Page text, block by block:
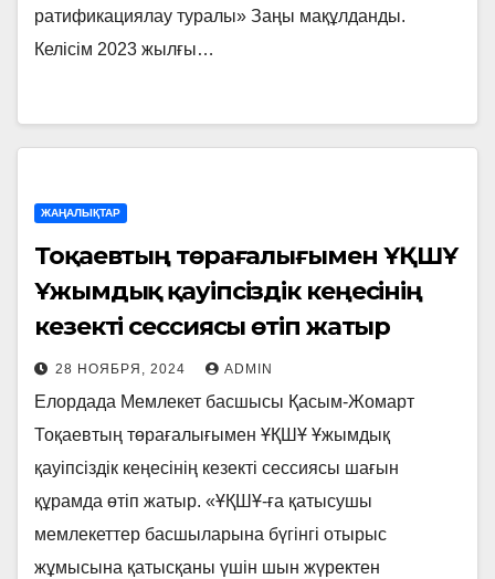
ратификациялау туралы» Заңы мақұлданды.
Келісім 2023 жылғы…
ЖАҢАЛЫҚТАР
Тоқаевтың төрағалығымен ҰҚШҰ
Ұжымдық қауіпсіздік кеңесінің
кезекті сессиясы өтіп жатыр
28 НОЯБРЯ, 2024 ADMIN
Елордада Мемлекет басшысы Қасым-Жомарт
Тоқаевтың төрағалығымен ҰҚШҰ Ұжымдық
қауіпсіздік кеңесінің кезекті сессиясы шағын
құрамда өтіп жатыр. «ҰҚШҰ-ға қатысушы
мемлекеттер басшыларына бүгінгі отырыс
жұмысына қатысқаны үшін шын жүректен